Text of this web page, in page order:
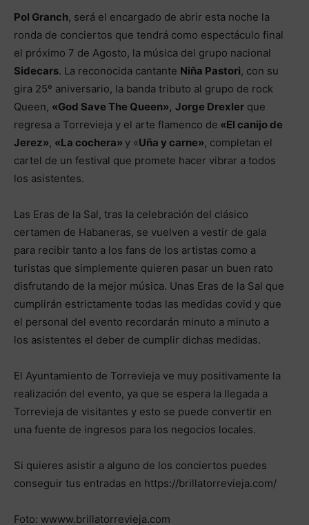
Pol Granch, será el encargado de abrir esta noche la
ronda de conciertos que tendrá como espectáculo final
el próximo 7 de Agosto, la música del grupo nacional
Sidecars. La reconocida cantante Niña Pastori, con su
gira 25º aniversario, la banda tributo al grupo de rock
Queen, «God Save The Queen», Jorge Drexler que
regresa a Torrevieja y el arte flamenco de «El canijo de
Jerez», «La cochera» y «Uña y carne», completan el
cartel de un festival que promete hacer vibrar a todos
los asistentes.
Las Eras de la Sal, tras la celebración del clásico
certamen de Habaneras, se vuelven a vestir de gala
para recibir tanto a los fans de los artistas como a
turistas que simplemente quieren pasar un buen rato
disfrutando de la mejor música. Unas Eras de la Sal que
cumplirán estrictamente todas las medidas covid y que
el personal del evento recordarán minuto a minuto a
los asistentes el deber de cumplir dichas medidas.
El Ayuntamiento de Torrevieja ve muy positivamente la
realización del evento, ya que se espera la llegada a
Torrevieja de visitantes y esto se puede convertir en
una fuente de ingresos para los negocios locales.
Si quieres asistir a alguno de los conciertos puedes
conseguir tus entradas en https://brillatorrevieja.com/
Foto: wwww.brillatorrevieja.com